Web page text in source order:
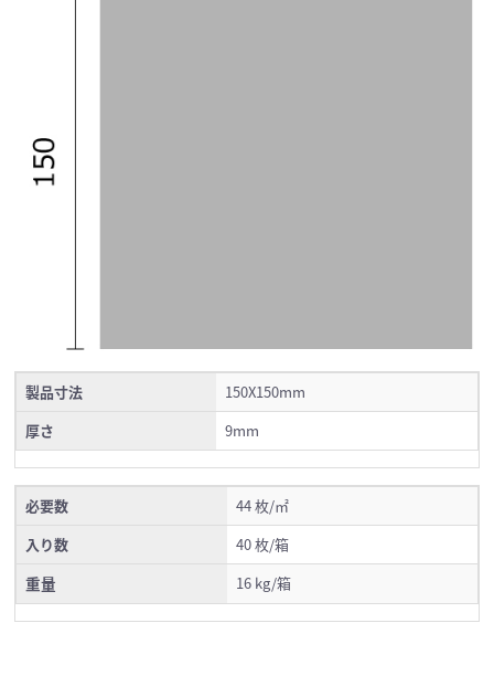
製品寸法
150X150mm
厚さ
9mm
必要数
44 枚/㎡
入り数
40 枚/箱
重量 16 kg/箱